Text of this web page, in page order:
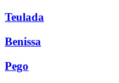
Teulada
Benissa
Pego